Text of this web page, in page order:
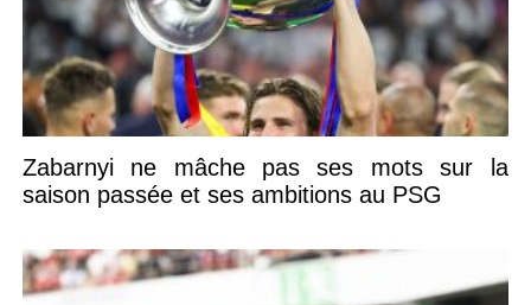
Zabarnyi ne mâche pas ses mots sur la
saison passée et ses ambitions au PSG